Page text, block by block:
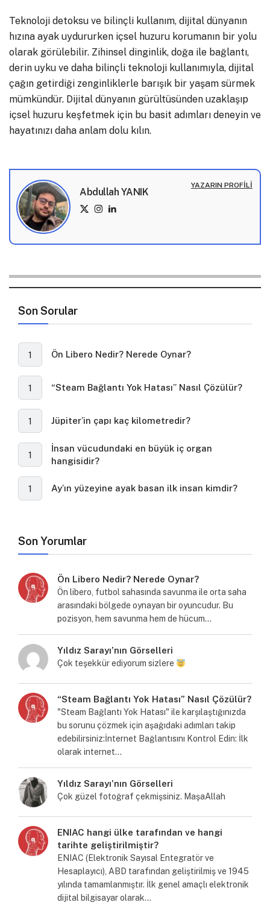
Teknoloji detoksu ve bilinçli kullanım, dijital dünyanın
hızına ayak uydururken içsel huzuru korumanın bir yolu
olarak görülebilir. Zihinsel dinginlik, doğa ile bağlantı,
derin uyku ve daha bilinçli teknoloji kullanımıyla, dijital
çağın getirdiği zenginliklerle barışık bir yaşam sürmek
mümkündür. Dijital dünyanın gürültüsünden uzaklaşıp
içsel huzuru keşfetmek için bu basit adımları deneyin ve
hayatınızı daha anlam dolu kılın.
Abdullah YANIK
YAZARIN PROFILI
Son Sorular
1 Ön Libero Nedir? Nerede Oynar?
1 “Steam Bağlantı Yok Hatası” Nasıl Çözülür?
1 Jüpiter’in çapı kaç kilometredir?
1
İnsan vücudundaki en büyük iç organ
hangisidir?
1 Ay’ın yüzeyine ayak basan ilk insan kimdir?
Son Yorumlar
Ön Libero Nedir? Nerede Oynar?
Ön libero, futbol sahasında savunma ile orta saha
arasındaki bölgede oynayan bir oyuncudur. Bu
pozisyon, hem savunma hem de hücum…
Yıldız Sarayı’nın Görselleri
Çok teşekkür ediyorum sizlere
“Steam Bağlantı Yok Hatası” Nasıl Çözülür?
"Steam Bağlantı Yok Hatası" ile karşılaştığınızda
bu sorunu çözmek için aşağıdaki adımları takip
edebilirsiniz:İnternet Bağlantısını Kontrol Edin: İlk
olarak internet…
Yıldız Sarayı’nın Görselleri
Çok güzel fotoğraf çekmişsiniz. MaşaAllah
ENIAC hangi ülke tarafından ve hangi
tarihte geliştirilmiştir?
ENIAC (Elektronik Sayısal Entegratör ve
Hesaplayıcı), ABD tarafından geliştirilmiş ve 1945
yılında tamamlanmıştır. İlk genel amaçlı elektronik
dijital bilgisayar olarak…